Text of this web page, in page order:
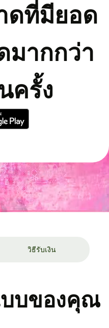
ดที่มียอด
มากกว่า
ครั้ง
วิธีรับเงิน
บบของคุณ